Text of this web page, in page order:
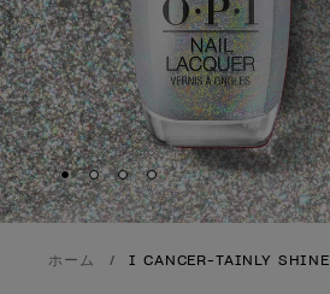
Skip to slide1
Skip to slide2
Skip to slide3
Skip to slide4
ホーム I CANCER-TAINLY SHINE